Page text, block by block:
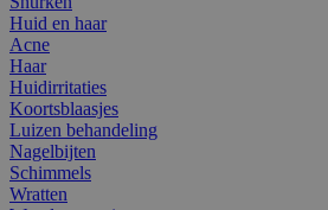
Huid en haar
Acne
Haar
Huidirritaties
Koortsblaasjes
Luizen behandeling
Nagelbijten
Schimmels
Wratten